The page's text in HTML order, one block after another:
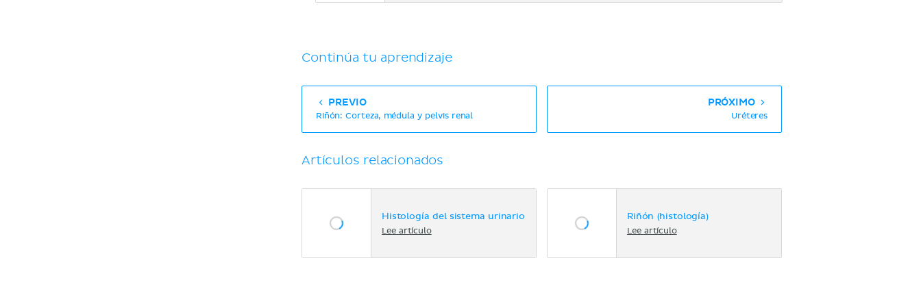
Continúa tu aprendizaje
PREVIO
Riñón: Corteza, médula y pelvis renal
PRÓXIMO
Uréteres
Artículos relacionados
Histología del sistema urinario
Lee artículo
Riñón (histología)
Lee artículo